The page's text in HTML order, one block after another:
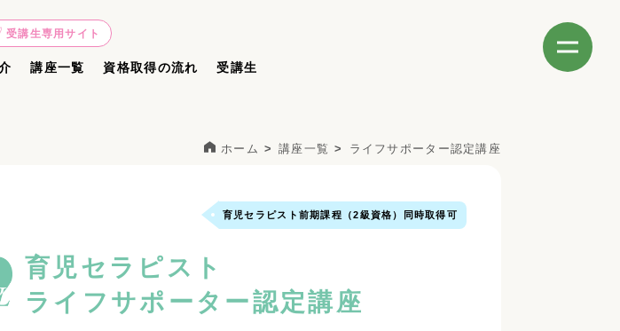
受講生専用サイト
講座一覧 資格取得の流れ 受講生
ホーム 講座一覧 ライフサポーター認定講座
育児セラピスト前期課程（2級資格）同時取得可
育児セラピスト
ライフサポーター認定講座